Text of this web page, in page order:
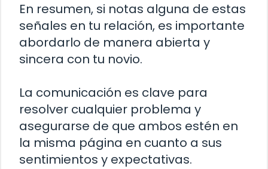
En resumen, si notas alguna de estas
señales en tu relación, es importante
abordarlo de manera abierta y
sincera con tu novio.
La comunicación es clave para
resolver cualquier problema y
asegurarse de que ambos estén en
la misma página en cuanto a sus
sentimientos y expectativas.